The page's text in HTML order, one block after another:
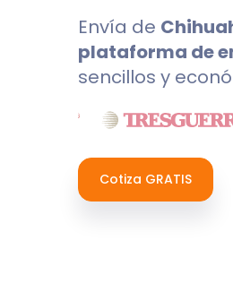
Envía de
plataforma de
sencillos y
Cotiza GRATIS